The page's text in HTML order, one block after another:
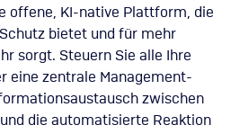
offene, KI-native Plattform, die
bietet und für mehr
sorgt. Steuern Sie alle Ihre
eine zentrale Management-
zwischen
die automatisierte Reaktion